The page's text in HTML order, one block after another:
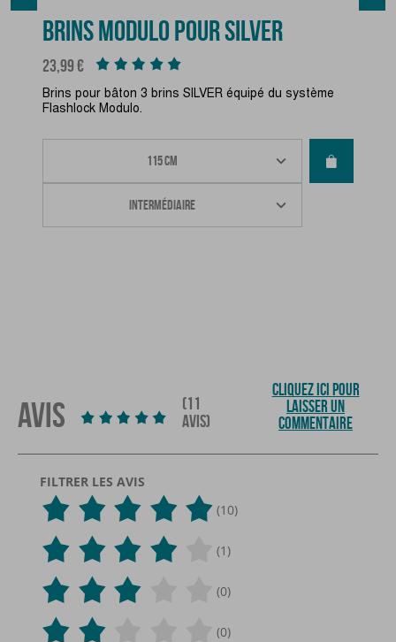
BRINS MODULO POUR SILVER
Prix
23,99 €
Brins pour bâton 3 brins SILVER équipé du système
Flashlock Modulo.
AVIS
(11
AVIS)
CLIQUEZ ICI POUR
LAISSER UN
COMMENTAIRE
FILTRER LES AVIS
(10)
(1)
(0)
(0)